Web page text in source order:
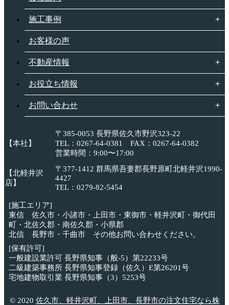
施工事例
お客様の声
不動産情報
お役立ち情報
お問い合わせ
【本社】
〒385-0053 長野県佐久市野沢323-22
TEL：0267-64-0381 FAX：0267-64-0382
営業時間：9:00〜17:00
【北軽井沢
店】
〒377-1412 群馬県吾妻郡長野原町北軽井沢1990-
4427
TEL：0279-82-5454
[施工エリア]
東信 佐久市・小諸市・上田市・東御市・軽井沢町・御代田
町・北佐久郡・南佐久郡・小県郡
北信 長野市・千曲市 その他お問い合わせください。
[保有許可]
一般建設業許可 長野県知事（般-5）第22233号
二級建築事務所 長野県知事登録（佐久）E第26201号
宅地建物取引業 長野県知事（3）5253号
© 2020 佐久市、軽井沢町、上田市、長野市の注文住宅なら株